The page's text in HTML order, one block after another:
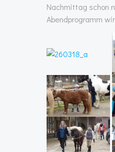
Nachmittag schon
Abendprogramm